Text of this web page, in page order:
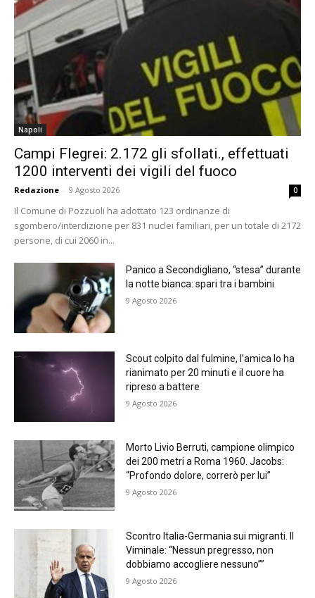
Napoli
Campi Flegrei: 2.172 gli sfollati., effettuati
1200 interventi dei vigili del fuoco
Redazione - 9 Agosto 2026 0
Il Comune di Pozzuoli ha adottato 123 ordinanze di
sgombero/interdizione per 831 nuclei familiari, per un totale di 2172
persone, di cui 2060 in...
Panico a Secondigliano, “stesa” durante
la notte bianca: spari tra i bambini
9 Agosto 2026
Scout colpito dal fulmine, l’amica lo ha
rianimato per 20 minuti e il cuore ha
ripreso a battere
9 Agosto 2026
Morto Livio Berruti, campione olimpico
dei 200 metri a Roma 1960. Jacobs:
“Profondo dolore, correrò per lui”
9 Agosto 2026
Scontro Italia-Germania sui migranti. Il
Viminale: “Nessun pregresso, non
dobbiamo accogliere nessuno””
9 Agosto 2026